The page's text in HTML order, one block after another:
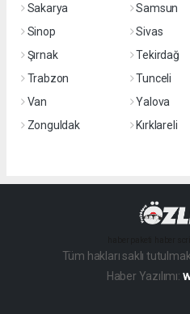
Sakarya
Samsun
Sinop
Sivas
Şırnak
Tekirdağ
Trabzon
Tunceli
Van
Yalova
Zonguldak
Kırklareli
Tüm hakları saklı
Haber Yazılımı: